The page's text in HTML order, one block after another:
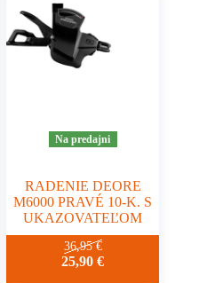
Na predajni
RADENIE DEORE
M6000 PRAVÉ 10-K. S
UKAZOVATEĽOM
36,95€
25,90€